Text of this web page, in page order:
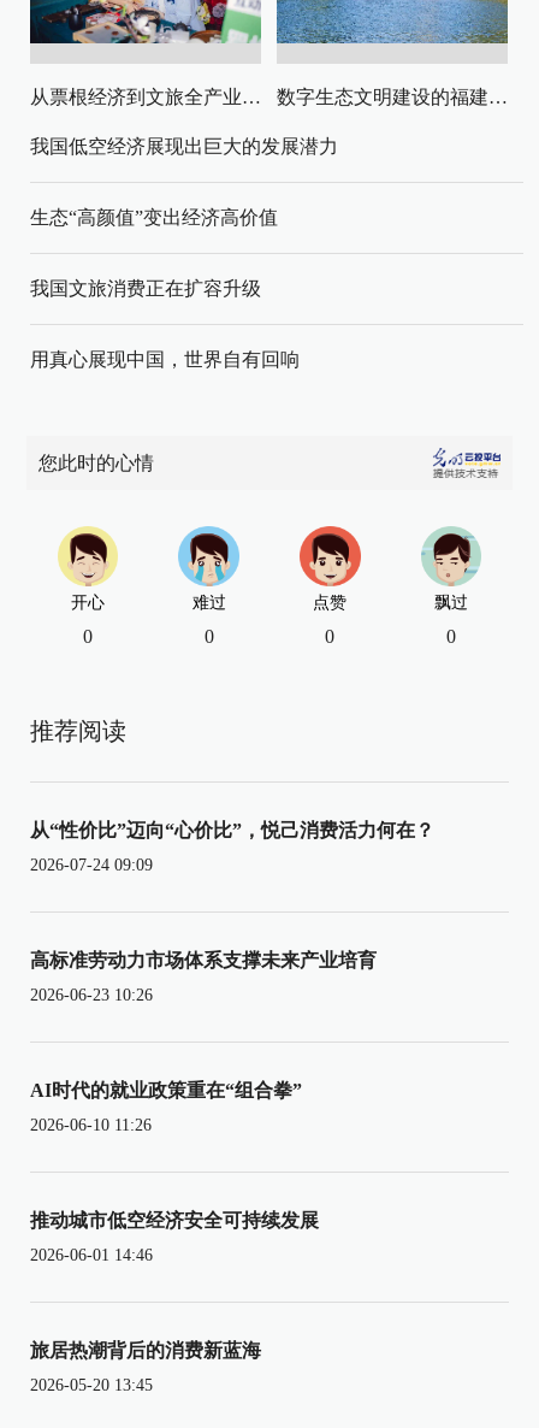
从票根经济到文旅全产业链升级 数字生态文明建设的福建路径与启示
我国低空经济展现出巨大的发展潜力
生态“高颜值”变出经济高价值
我国文旅消费正在扩容升级
用真心展现中国，世界自有回响
您此时的心情
开心
0
难过
0
点赞
0
飘过
0
推荐阅读
从“性价比”迈向“心价比”，悦己消费活力何在？
2026-07-24 09:09
高标准劳动力市场体系支撑未来产业培育
2026-06-23 10:26
AI时代的就业政策重在“组合拳”
2026-06-10 11:26
推动城市低空经济安全可持续发展
2026-06-01 14:46
旅居热潮背后的消费新蓝海
2026-05-20 13:45